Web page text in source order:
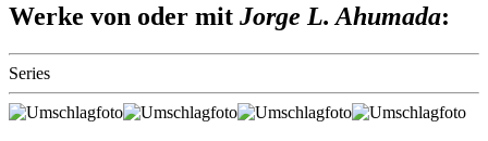
Werke von oder mit Jorge L. Ahumada:
Series